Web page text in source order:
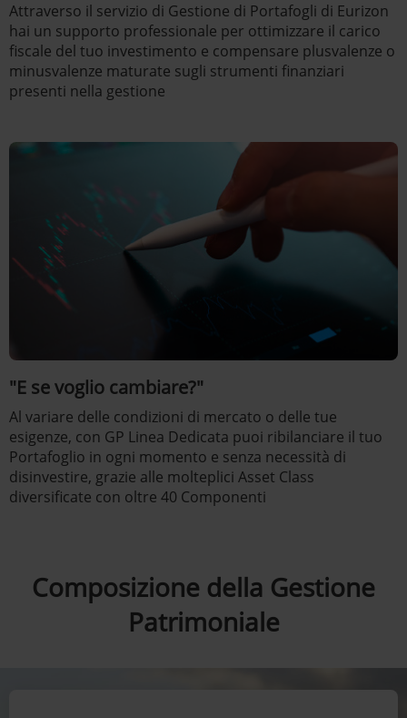
Attraverso il servizio di Gestione di Portafogli di Eurizon
hai un supporto professionale per ottimizzare il carico
fiscale del tuo investimento e compensare plusvalenze o
minusvalenze maturate sugli strumenti finanziari
presenti nella gestione
"E se voglio cambiare?"
Al variare delle condizioni di mercato o delle tue
esigenze, con GP Linea Dedicata puoi ribilanciare il tuo
Portafoglio in ogni momento e senza necessità di
disinvestire, grazie alle molteplici Asset Class
diversificate con oltre 40 Componenti
Composizione della Gestione
Patrimoniale